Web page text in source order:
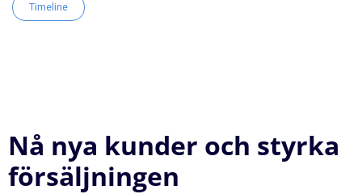
Timeline
Nå nya kunder och styrka
försäljningen